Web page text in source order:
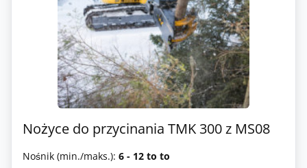
Nożyce do przycinania TMK 300 z MS08
Nośnik (min./maks.): 6 - 12 to to